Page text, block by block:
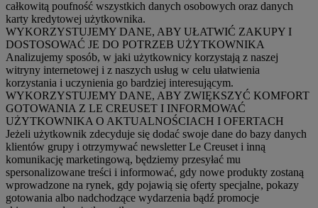
całkowitą poufność wszystkich danych osobowych oraz danych
karty kredytowej użytkownika.
WYKORZYSTUJEMY DANE, ABY UŁATWIĆ ZAKUPY I
DOSTOSOWAĆ JE DO POTRZEB UŻYTKOWNIKA
Analizujemy sposób, w jaki użytkownicy korzystają z naszej
witryny internetowej i z naszych usług w celu ułatwienia
korzystania i uczynienia go bardziej interesującym.
WYKORZYSTUJEMY DANE, ABY ZWIĘKSZYĆ KOMFORT
GOTOWANIA Z LE CREUSET I INFORMOWAĆ
UŻYTKOWNIKA O AKTUALNOŚCIACH I OFERTACH
Jeżeli użytkownik zdecyduje się dodać swoje dane do bazy danych
klientów grupy i otrzymywać newsletter Le Creuset i inną
komunikację marketingową, będziemy przesyłać mu
spersonalizowane treści i informować, gdy nowe produkty zostaną
wprowadzone na rynek, gdy pojawią się oferty specjalne, pokazy
gotowania albo nadchodzące wydarzenia bądź promocje